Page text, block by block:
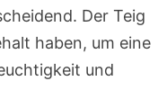
Der Teig
haben, um eine
und